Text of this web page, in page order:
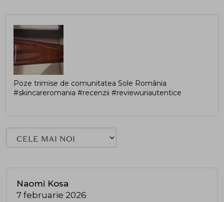
Poze trimise de comunitatea Sole România
#skincareromania #recenzii #reviewuriautentice
Naomi Kosa
7 februarie 2026